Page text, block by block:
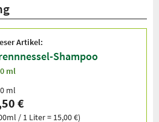
Artikel:
Shampoo
ml
ml
€
/ 1 Liter = 15,00 €)